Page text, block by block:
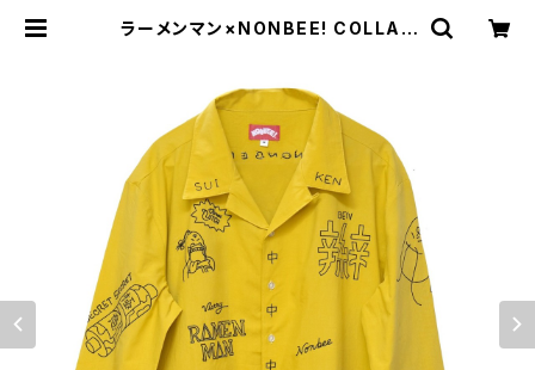
ラーメンマン×NONBEE! COLLAB